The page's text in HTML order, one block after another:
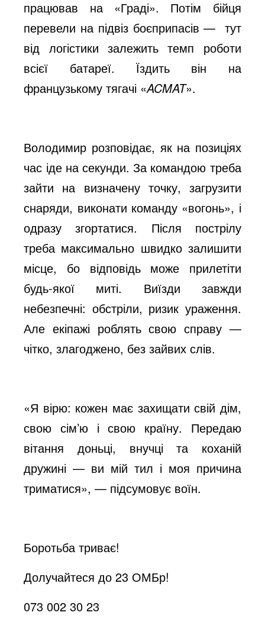
працював на «Граді». Потім бійця
перевели на підвіз боєприпасів — тут
від логістики залежить темп роботи
всієї батареї. Їздить він на
французькому тягачі «ACMAT».
Володимир розповідає, як на позиціях
час іде на секунди. За командою треба
зайти на визначену точку, загрузити
снаряди, виконати команду «вогонь», і
одразу згортатися. Після пострілу
треба максимально швидко залишити
місце, бо відповідь може прилетіти
будь-якої миті. Виїзди завжди
небезпечні: обстріли, ризик ураження.
Але екіпажі роблять свою справу —
чітко, злагоджено, без зайвих слів.
«Я вірю: кожен має захищати свій дім,
свою сім’ю і свою країну. Передаю
вітання доньці, внучці та коханій
дружині — ви мій тил і моя причина
триматися», — підсумовує воїн.
Боротьба триває!
Долучайтеся до 23 ОМБр!
073 002 30 23